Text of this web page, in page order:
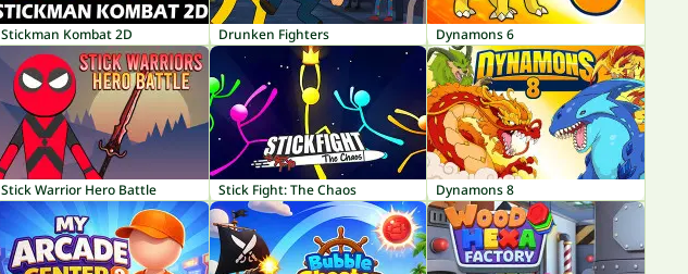
Stickman Kombat 2D Drunken Fighters Dynamons 6
Stick Warrior Hero Battle Stick Fight: The Chaos Dynamons 8